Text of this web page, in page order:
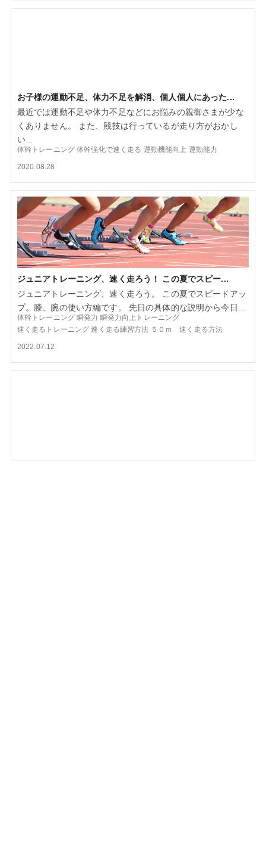
お子様の運動不足、体力不足を解消、個人個人にあった...
最近では運動不足や体力不足などにお悩みの親御さまが少な
くありません。 また、競技は行っているが走り方がおかし
い...
体幹トレーニング 体幹強化で速く走る 運動機能向上 運動能力
2020.08.28
ジュニアトレーニング、速く走ろう！ この夏でスピー...
ジュニアトレーニング、速く走ろう。 この夏でスピードアッ
プ。膝、腕の使い方編です。 先日の具体的な説明から今日...
体幹トレーニング 瞬発力 瞬発力向上トレーニング
速く走るトレーニング 速く走る練習方法 ５０ｍ 速く走る方法
2022.07.12